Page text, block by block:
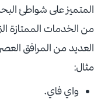
المتميز على شواطئ
من الخدمات الممتازة
العديد من المرافق
مثال:
واي فاي.